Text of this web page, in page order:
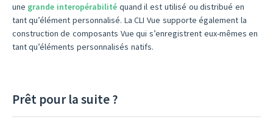
une grande interopérabilité quand il est utilisé ou distribué en
tant qu’élément personnalisé. La CLI Vue supporte également la
construction de composants Vue qui s’enregistrent eux-mêmes en
tant qu’éléments personnalisés natifs.
Prêt pour la suite ?